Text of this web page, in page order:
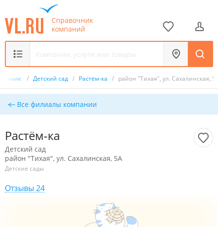
Справочник
компаний
/ Детский сад / Растём-ка / район "Тихая", ул. Сахалинская,
Все филиалы компании
Растём-ка
Детский сад
район "Тихая", ул. Сахалинская, 5А
Детские сады
Отзывы 24